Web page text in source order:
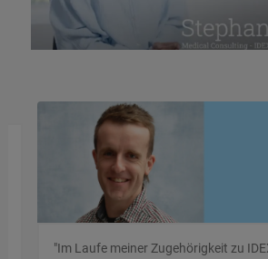
​​"Im Laufe meiner Zugehörigkeit zu